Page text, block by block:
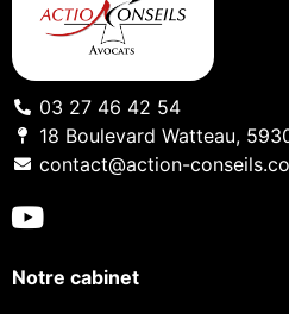
03 27 46 42 54
18 Boulevard Watteau,
contact@action-
Notre cabinet